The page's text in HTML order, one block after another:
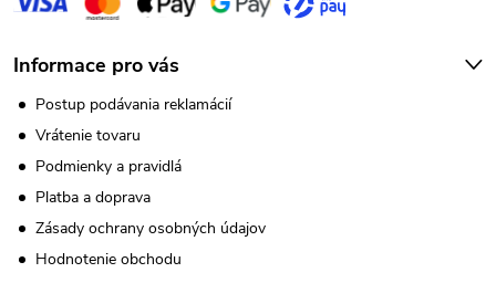
Informace pro vás
Postup podávania reklamácií
Vrátenie tovaru
Podmienky a pravidlá
Platba a doprava
Zásady ochrany osobných údajov
Hodnotenie obchodu